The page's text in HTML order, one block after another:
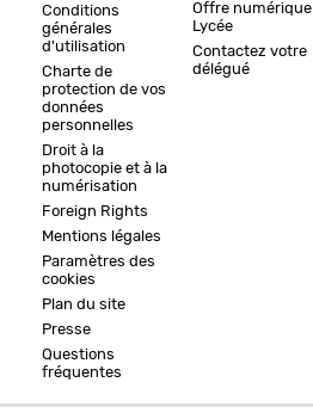
Conditions
générales
d'utilisation
Charte de
protection de vos
données
personnelles
Droit à la
photocopie et à la
numérisation
Foreign Rights
Mentions légales
Paramètres des
cookies
Plan du site
Presse
Questions
fréquentes
Offre numérique
Lycée
Contactez votre
délégué